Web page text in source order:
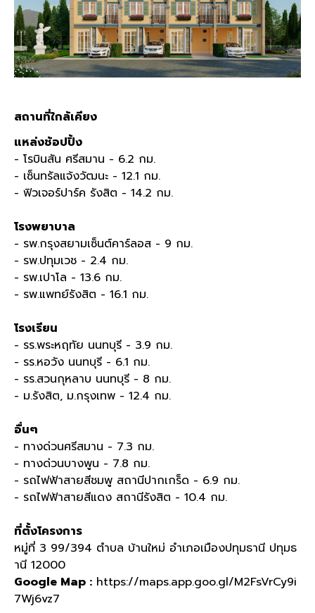
สถานที่ใกล้เคียง
แหล่งช้อปปิ้ง
- โรบินสัน ศรีสมาน - 6.2 กม.
- เซ็นทรัลแจ้งวัฒนะ - 12.1 กม.
- ฟิวเจอร์ปาร์ค รังสิต - 14.2 กม.
โรงพยาบาล
- รพ.กรุงสยามเซ็นต์คาร์ลอส - 9 กม.
- รพ.ปทุมเวช - 2.4 กม.
- รพ.เปาโล - 13.6 กม.
- รพ.แพทย์รังสิต - 16.1 กม.
โรงเรียน
- รร.พระหฤทัย นนทบุรี - 3.9 กม.
- รร.หอวัง นนทบุรี - 6.1 กม.
- รร.สวนกุหลาบ นนทบุรี - 8 กม.
- ม.รังสิต, ม.กรุงเทพ - 12.4 กม.
อื่นๆ
- ทางด่วนศรีสมาน - 7.3 กม.
- ทางด่วนบางพูน - 7.8 กม.
- รถไฟฟ้าสายสีชมพู สถานีปากเกร็ด - 6.9 กม.
- รถไฟฟ้าสายสีแดง สถานีรังสิต - 10.4 กม.
ที่ตั้งโครงการ
หมู่ที่ 3 99/394 ตำบล บ้านใหม่ อำเภอเมืองปทุมธานี ปทุมธ
านี 12000
Google Map : https://maps.app.goo.gl/M2FsVrCy9i
7Wj6vz7